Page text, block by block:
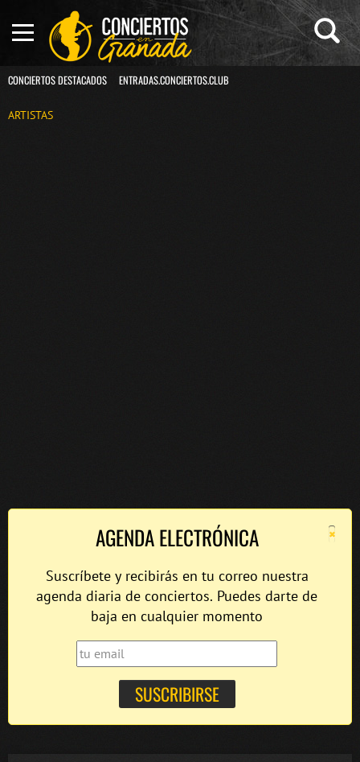
CONCIERTOS DESTACADOS ENTRADAS.CONCIERTOS.CLUB
ARTISTAS
×
AGENDA ELECTRÓNICA
Suscríbete y recibirás en tu correo nuestra
agenda diaria de conciertos. Puedes darte de
baja en cualquier momento